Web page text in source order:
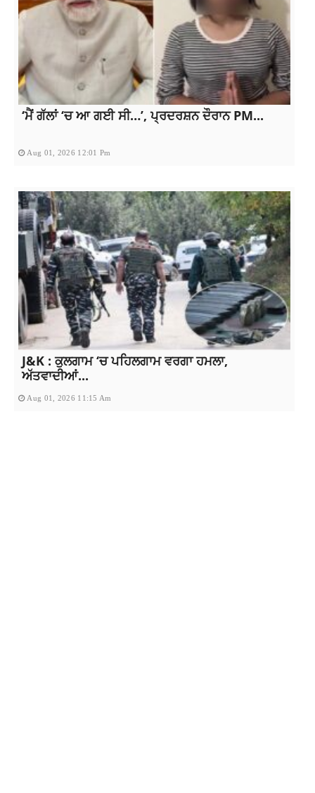
‘ਮੈਂ ਗੱਲਾਂ ‘ਚ ਆ ਗਈ ਸੀ…’, ਪ੍ਰਦਰਸ਼ਨ ਦੌਰਾਨ PM...
Aug 01, 2026 12:01 Pm
J&K : ਕੁਲਗਾਮ ‘ਚ ਪਹਿਲਗਾਮ ਵਰਗਾ ਹਮਲਾ,
ਅੱਤਵਾਦੀਆਂ...
Aug 01, 2026 11:15 Am